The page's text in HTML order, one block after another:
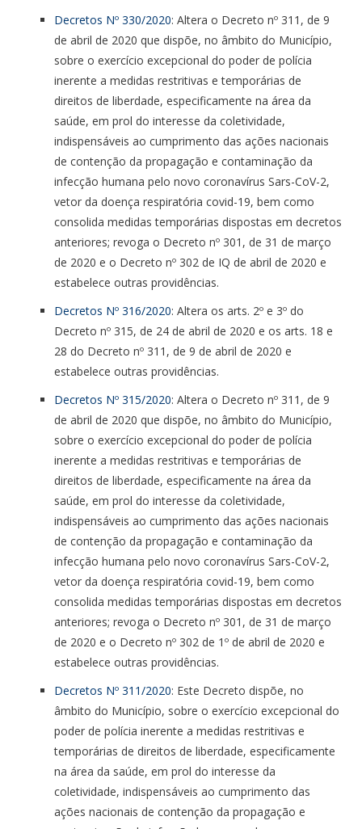
Decretos Nº 330/2020: Altera o Decreto nº 311, de 9
de abril de 2020 que dispõe, no âmbito do Município,
sobre o exercício excepcional do poder de polícia
inerente a medidas restritivas e temporárias de
direitos de liberdade, especificamente na área da
saúde, em prol do interesse da coletividade,
indispensáveis ao cumprimento das ações nacionais
de contenção da propagação e contaminação da
infecção humana pelo novo coronavírus Sars-CoV-2,
vetor da doença respiratória covid-19, bem como
consolida medidas temporárias dispostas em decretos
anteriores; revoga o Decreto nº 301, de 31 de março
de 2020 e o Decreto nº 302 de IQ de abril de 2020 e
estabelece outras providências.
Decretos Nº 316/2020: Altera os arts. 2º e 3º do
Decreto nº 315, de 24 de abril de 2020 e os arts. 18 e
28 do Decreto nº 311, de 9 de abril de 2020 e
estabelece outras providências.
Decretos Nº 315/2020: Altera o Decreto nº 311, de 9
de abril de 2020 que dispõe, no âmbito do Município,
sobre o exercício excepcional do poder de polícia
inerente a medidas restritivas e temporárias de
direitos de liberdade, especificamente na área da
saúde, em prol do interesse da coletividade,
indispensáveis ao cumprimento das ações nacionais
de contenção da propagação e contaminação da
infecção humana pelo novo coronavírus Sars-CoV-2,
vetor da doença respiratória covid-19, bem como
consolida medidas temporárias dispostas em decretos
anteriores; revoga o Decreto nº 301, de 31 de março
de 2020 e o Decreto nº 302 de 1º de abril de 2020 e
estabelece outras providências.
Decretos Nº 311/2020: Este Decreto dispõe, no
âmbito do Município, sobre o exercício excepcional do
poder de polícia inerente a medidas restritivas e
temporárias de direitos de liberdade, especificamente
na área da saúde, em prol do interesse da
coletividade, indispensáveis ao cumprimento das
ações nacionais de contenção da propagação e